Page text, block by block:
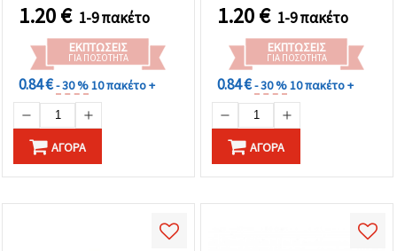
1.20€ 1-9 πακέτο
ΕΚΠΤΏΣΕΙΣ
ΓΙΑ ΠΟΣΌΤΗΤΑ
0.84 €- 30 %10 πακέτο +
ΑΓΟΡΆ
1.20€ 1-9 πακέτο
ΕΚΠΤΏΣΕΙΣ
ΓΙΑ ΠΟΣΌΤΗΤΑ
0.84 €- 30 %10 πακέτο +
ΑΓΟΡΆ